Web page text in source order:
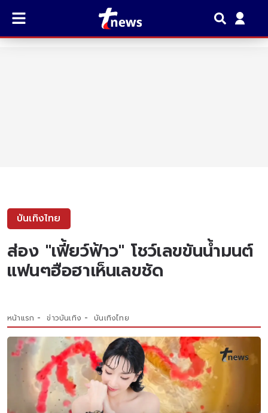
บันเทิงไทย
ส่อง "เฟี้ยว์ฟ้าว" โชว์เลขขันน้ำมนต์
แฟนๆฮือฮาเห็นเลขชัด
หน้าแรก ข่าวบันเทิง บันเทิงไทย